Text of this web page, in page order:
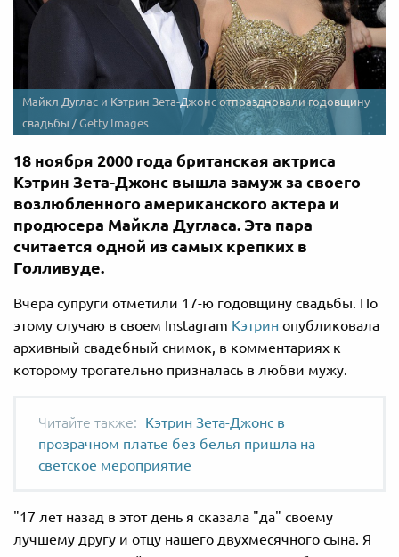
Майкл Дуглас и Кэтрин Зета-Джонс отпраздновали годовщину
свадьбы / Getty Images
18 ноября 2000 года британская актриса
Кэтрин Зета-Джонс вышла замуж за своего
возлюбленного американского актера и
продюсера Майкла Дугласа. Эта пара
считается одной из самых крепких в
Голливуде.
Вчера супруги отметили 17-ю годовщину свадьбы. По
этому случаю в своем Instagram Кэтрин опубликовала
архивный свадебный снимок, в комментариях к
которому трогательно призналась в любви мужу.
Кэтрин Зета-Джонс в
прозрачном платье без белья пришла на
светское мероприятие
"17 лет назад в этот день я сказала "да" своему
лучшему другу и отцу нашего двухмесячного сына. Я